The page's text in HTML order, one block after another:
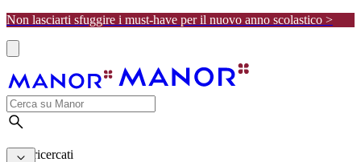
Non lasciarti sfuggire i must-have per il nuovo anno scolastico >
I più ricercati